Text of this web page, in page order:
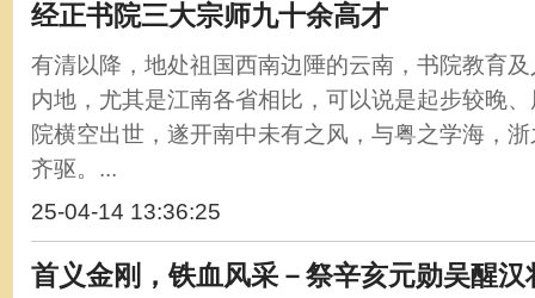
经正书院三大宗师九十余高才
有清以降，地处祖国西南边陲的云南，书院教育
内地，尤其是江南各省相比，可以说是起步较晚
院横空出世，遂开南中未有之风，与粤之学海，
齐驱。...
25-04-14 13:36:25
首义金刚，铁血风采－祭辛亥元勋吴醒汉